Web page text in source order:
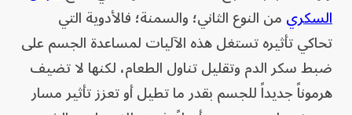
السكريمن النوع الثاني؛ والسمنة؛ فالأدوية التي
تحاكي تأثيره تستغل هذه الآليات لمساعدة الجسم على
ضبط سكر الدم وتقليل تناول الطعام، لكنها لا تضيف
هرموناً جديداً للجسم بقدر ما تطيل أو تعزز تأثير مسار